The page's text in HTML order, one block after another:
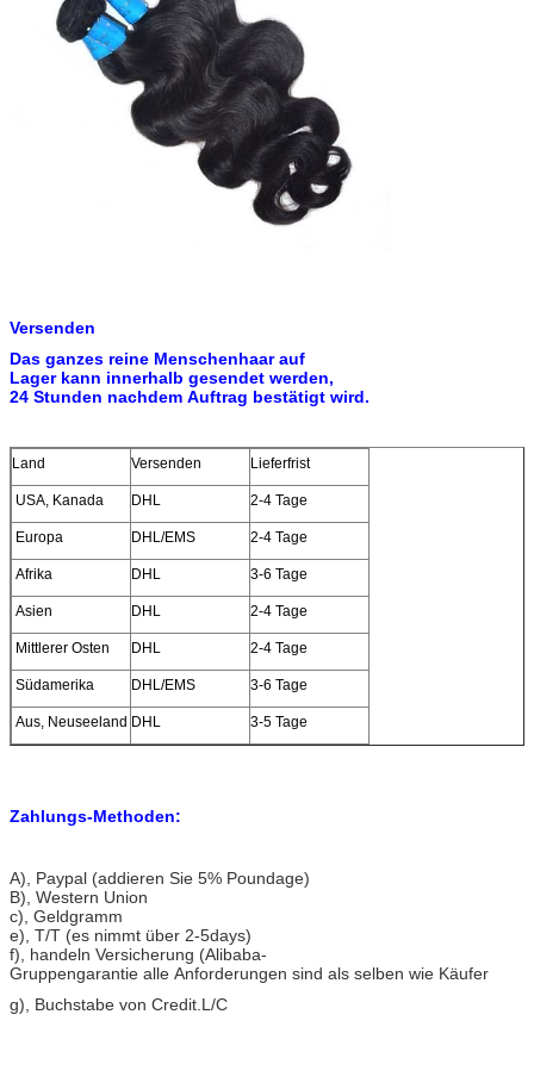
Versenden
Das ganzes reine Menschenhaar auf
Lager kann innerhalb gesendet werden,
24 Stunden nachdem Auftrag bestätigt wird.
Land Versenden Lieferfrist
USA, Kanada DHL 2-4 Tage
Europa DHL/EMS 2-4 Tage
Afrika DHL 3-6 Tage
Asien DHL 2-4 Tage
Mittlerer Osten DHL 2-4 Tage
Südamerika DHL/EMS 3-6 Tage
Aus, Neuseeland DHL 3-5 Tage
Zahlungs-Methoden:
A) , Paypal (addieren Sie 5% Poundage)
B), Western Union
c), Geldgramm
e), T/T (es nimmt über 2-5days)
f), handeln Versicherung (Alibaba-
Gruppengarantie alle Anforderungen sind als selben wie Käufer
g), Buchstabe von Credit.L/C